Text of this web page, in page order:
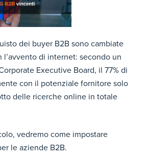
dei buyer B2B sono cambiate
l’avvento di internet: secondo un
Executive Board, il 77% di
con il potenziale fornitore solo
delle ricerche online in totale
vedremo come impostare
le aziende B2B.